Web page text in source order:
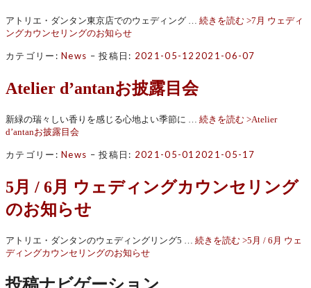
アトリエ・ダンタン東京店でのウェディング … 続きを読む >7月 ウェディ
ングカウンセリングのお知らせ
カテゴリー:News –投稿日: 2021-05-12 2021-06-07
Atelier d’antanお披露目会
新緑の瑞々しい香りを感じる心地よい季節に … 続きを読む >Atelier
d’antanお披露目会
カテゴリー:News –投稿日: 2021-05-01 2021-05-17
5月 / 6月 ウェディングカウンセリング
のお知らせ
アトリエ・ダンタンのウェディングリング5 … 続きを読む >5月 / 6月 ウェ
ディングカウンセリングのお知らせ